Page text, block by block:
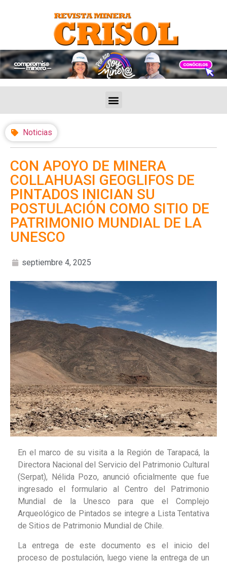
Noticias
CON APOYO DE MINERA
COLLAHUASI GEOGLIFOS DE
PINTADOS INICIAN SU
POSTULACIÓN COMO SITIO DE
PATRIMONIO MUNDIAL DE LA
UNESCO
septiembre 4, 2025
En el marco de su visita a la Región de Tarapacá, la
Directora Nacional del Servicio del Patrimonio Cultural
(Serpat), Nélida Pozo, anunció oficialmente que fue
ingresado el formulario al Centro del Patrimonio
Mundial de la Unesco para que el Complejo
Arqueológico de Pintados se integre a Lista Tentativa
de Sitios de Patrimonio Mundial de Chile.
La entrega de este documento es el inicio del
proceso de postulación, luego viene la entrega de un